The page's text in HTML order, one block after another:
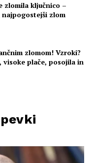
zlomila ključnico –
zlom
zlomom! Vzroki?
visoke plače, posojila in